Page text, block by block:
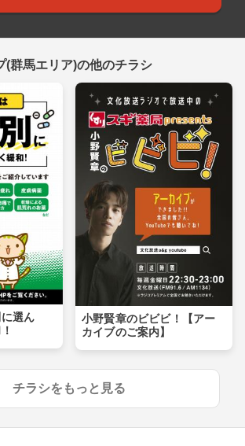
(群馬エリア)の他のチラシ
選ん
小野賢章のビビビ！【アー
カイブのご案内】
チラシをもっと見る